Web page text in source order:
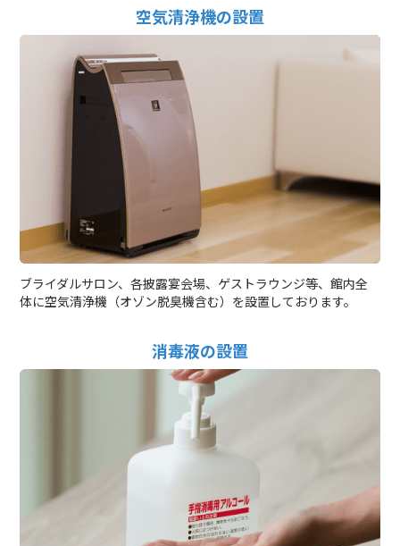
空気清浄機の設置
ブライダルサロン、各披露宴会場、ゲストラウンジ等、館内全
体に空気清浄機（オゾン脱臭機含む）を設置しております。
消毒液の設置